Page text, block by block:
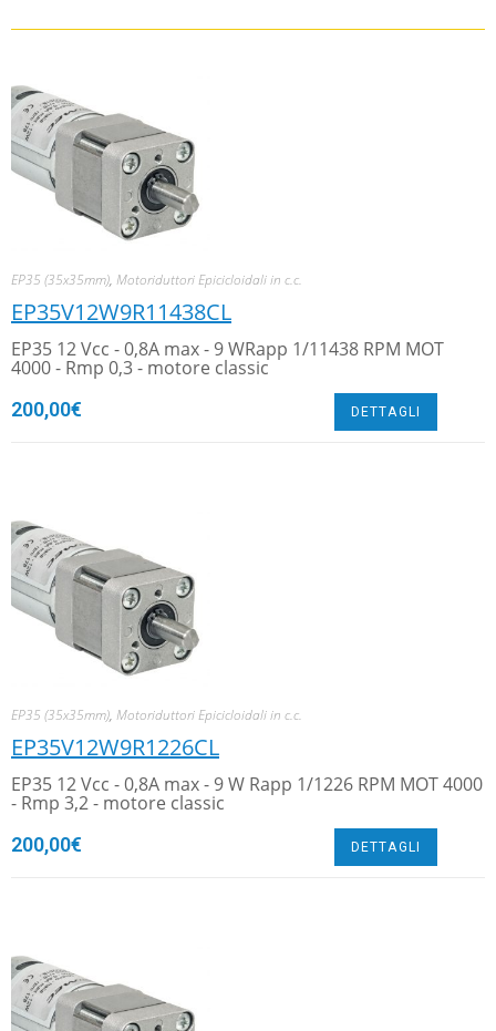
EP35 (35x35mm), Motoriduttori Epicicloidali in c.c.
EP35V12W9R11438CL
EP35 12 Vcc - 0,8A max - 9 WRapp 1/11438 RPM MOT
4000 - Rmp 0,3 - motore classic
200,00€ DETTAGLI
EP35 (35x35mm), Motoriduttori Epicicloidali in c.c.
EP35V12W9R1226CL
EP35 12 Vcc - 0,8A max - 9 W Rapp 1/1226 RPM MOT 4000
- Rmp 3,2 - motore classic
200,00€ DETTAGLI